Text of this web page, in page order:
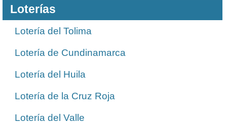
Loterías
Lotería del Tolima
Lotería de Cundinamarca
Lotería del Huila
Lotería de la Cruz Roja
Lotería del Valle